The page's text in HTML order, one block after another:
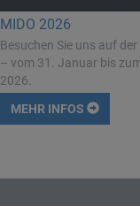
MIDO 2026
Besuchen Sie uns auf
– vom 31. Januar bis
2026.
MEHR INFOS